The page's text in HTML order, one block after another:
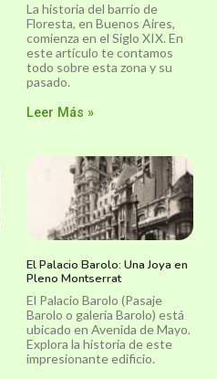
La historia del barrio de
Floresta, en Buenos Aires,
comienza en el Siglo XIX. En
este artículo te contamos
todo sobre esta zona y su
pasado.
Leer Más »
El Palacio Barolo: Una Joya en
Pleno Montserrat
El Palacio Barolo (Pasaje
Barolo o galería Barolo) está
ubicado en Avenida de Mayo.
Explora la historia de este
impresionante edificio.